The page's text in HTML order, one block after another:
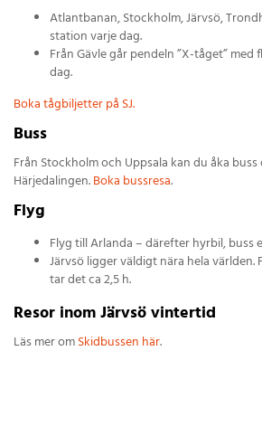
Atlantbanan, Stockholm, Järvsö,
station varje dag.
Från Gävle går pendeln ”X-tåget” med
dag.
Boka tågbiljetter på SJ.
Buss
Från Stockholm och Uppsala kan du åka
Härjedalingen.Boka bussresa.
Flyg
Flyg till Arlanda – därefter hyrbil, buss
Järvsö ligger väldigt nära hela världen.
tar det ca 2,5 h.
Resor inom Järvsö vintertid
Läs mer omSkidbussen här.